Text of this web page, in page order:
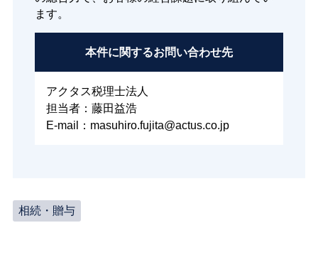
ます。
本件に関するお問い合わせ先
アクタス税理士法人
担当者：藤田益浩
E-mail：masuhiro.fujita@actus.co.jp
相続・贈与